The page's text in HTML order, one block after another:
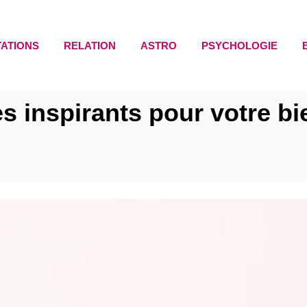
RELATION ASTRO PSYCHOLOGIE
inspirants pour votre